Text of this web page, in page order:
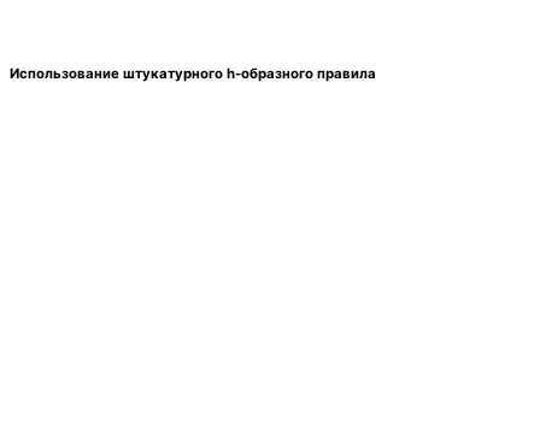
Использование штукатурного h-образного правила